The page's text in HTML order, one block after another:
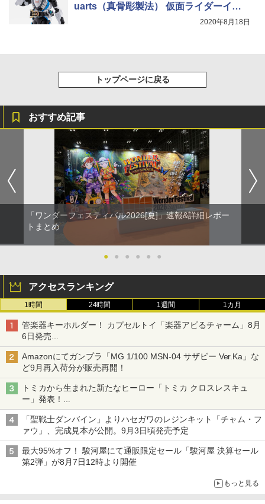
uarts（真骨彫製法） 仮面ライダーイク
サ」の予約受付は8月23日まで2020年8月18日
トップページに戻る
おすすめ記事
「ワンダーフェスティバル2026[夏]」速報&詳細レポー
トまとめ
● ● ● ● ● ●
アクセスランキング
1時間 24時間 1週間 1カ月
管楽器キーホルダー！ カプセルトイ「楽器アピるチャーム」8月
6日発売
チューバ、テナサクなど5種各3色
Amazonにてガンプラ「MG 1/100 MSN-04 サザビー Ver.Ka」な
ど9月再入荷分が販売再開！
トミカから生まれた新たなヒーロー「トミカ クロスレスキュ
ー」発表！
詳細は後日公開予定
「聖戦士ダンバイン」よりハセガワのレジンキット「チャム・フ
ァウ」、完成見本が公開。9月3日頃発売予定
最大95%オフ！ 駿河屋にて通販限定セール「駿河屋 決算セール
第2弾」が8月7日12時より開催
もっと見る